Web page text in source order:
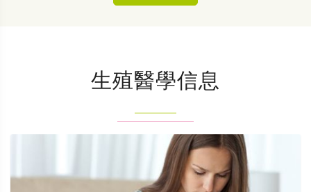
生殖醫學信息